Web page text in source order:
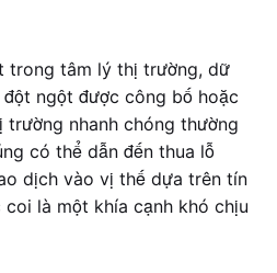
trong tâm lý thị trường, dữ
ngột được công bố hoặc
nhanh chóng thường
có thể dẫn đến thua lỗ
dịch vào vị thế dựa trên tín
là một khía cạnh khó chịu